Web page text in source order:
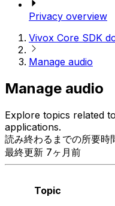
Privacy overview
Vivox Core SDK
Manage audio
Manage audio
Explore topics related
applications.
読み終わるまでの所要時
最終更新 7ヶ月前
Topic